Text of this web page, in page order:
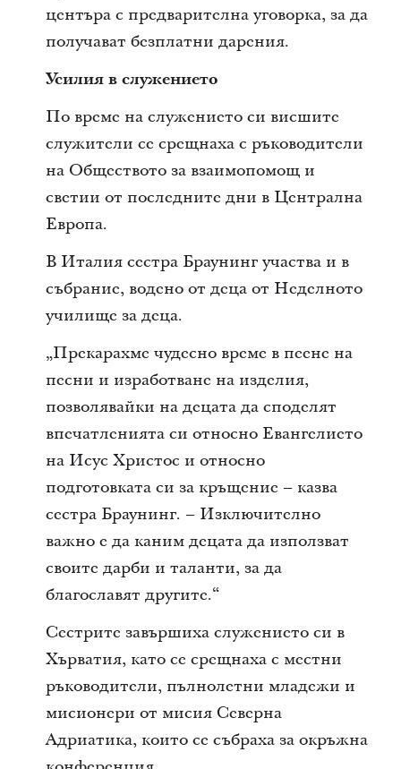
центъра с предварителна уговорка, за да
получават безплатни дарения.
Усилия в служението
По време на служението си висшите
служители се срещнаха с ръководители
на Обществото за взаимопомощ и
светии от последните дни в Централна
Европа.
В Италия сестра Браунинг участва и в
събрание, водено от деца от Неделното
училище за деца.
„Прекарахме чудесно време в пеене на
песни и изработване на изделия,
позволявайки на децата да споделят
впечатленията си относно Евангелието
на Исус Христос и относно
подготовката си за кръщение – казва
сестра Браунинг. – Изключително
важно е да каним децата да използват
своите дарби и таланти, за да
благославят другите.“
Сестрите завършиха служението си в
Хърватия, като се срещнаха с местни
ръководители, пълнолетни младежи и
мисионери от мисия Северна
Адриатика, които се събраха за окръжна